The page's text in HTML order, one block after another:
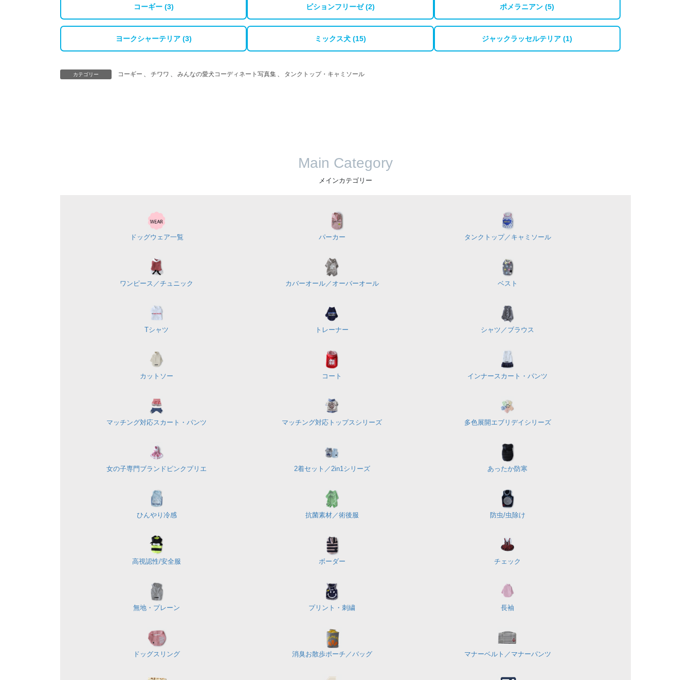
コーギー (3) ビションフリーゼ (2) ポメラニアン (5)
ヨークシャーテリア (3) ミックス犬 (15) ジャックラッセルテリア (1)
カテゴリー コーギー 、 チワワ 、 みんなの愛犬コーディネート写真集 、 タンクトップ・キャミソール
Main Category
メインカテゴリー
ドッグウェア一覧 パーカー タンクトップ／ キャミソール
ワンピース／チュニック カバーオール／ オーバーオール ベスト
Tシャツ トレーナー シャツ／ ブラウス
カットソー コート インナースカート・パンツ
マッチング対応スカート・パンツ マッチング対応 トップスシリーズ 多色展開 エブリデイシリーズ
女の子専門ブランド ピンクプリエ 2着セット／2in1シリーズ あったか防寒
ひんやり冷感 抗菌素材／術後服 防虫/虫除け
高視認性/安全服 ボーダー チェック
無地・プレーン プリント・刺繍 長袖
ドッグスリング 消臭お散歩ポーチ／バッグ マナーベルト／ マナーパンツ